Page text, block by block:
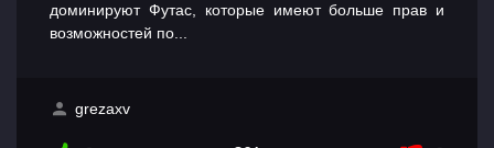
доминируют Футас, которые имеют больше прав и
возможностей по...
grezaxv